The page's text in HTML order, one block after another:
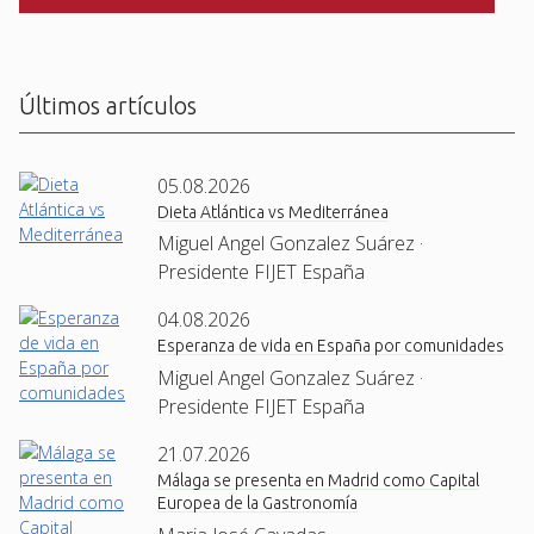
C
Últimos artículos
05.08.2026
Dieta Atlántica vs Mediterránea
Miguel Angel Gonzalez Suárez ·
Presidente FIJET España
04.08.2026
Esperanza de vida en España por comunidades
Miguel Angel Gonzalez Suárez ·
Presidente FIJET España
21.07.2026
Málaga se presenta en Madrid como Capital
Europea de la Gastronomía